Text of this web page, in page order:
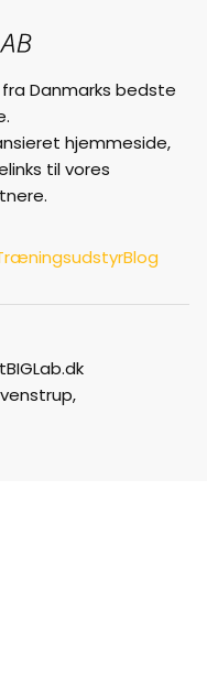
Danmarks bedste
hjemmeside,
til vores
Blog